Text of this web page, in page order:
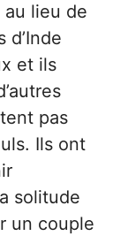
au lieu de
d’Inde
et ils
pas
Ils ont
solitude
un couple